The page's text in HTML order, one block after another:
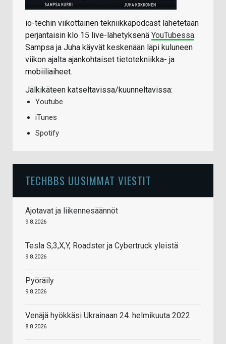
io-techin viikottainen tekniikkapodcast lähetetään
perjantaisin klo 15 live-lähetyksenä YouTubessa.
Sampsa ja Juha käyvät keskenään läpi kuluneen
viikon ajalta ajankohtaiset tietotekniikka- ja
mobiiliaiheet.
Jälkikäteen katseltavissa/kuunneltavissa:
Youtube
iTunes
Spotify
TECHBBS UUSIMMAT VIESTIT
Ajotavat ja liikennesäännöt
9.8.2026
Tesla S,3,X,Y, Roadster ja Cybertruck yleistä
9.8.2026
Pyöräily
9.8.2026
Venäjä hyökkäsi Ukrainaan 24. helmikuuta 2022
8.8.2026